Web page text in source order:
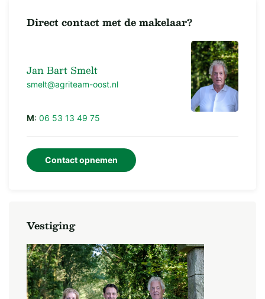
Direct contact met de makelaar?
Jan Bart Smelt
smelt@agriteam-oost.nl
M: 06 53 13 49 75
Contact opnemen
Vestiging